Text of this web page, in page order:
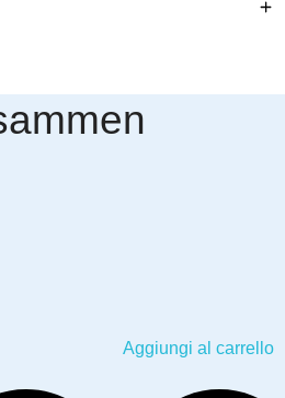
Aggiungi al carrello